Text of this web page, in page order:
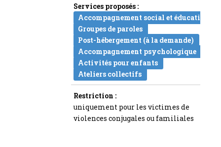
Services proposés :
Accompagnement social et éducatif
Groupes de paroles
Post-hébergement (à la demande)
Accompagnement psychologique
Activités pour enfants
Ateliers collectifs
Restriction :
uniquement pour les victimes de
violences conjugales ou familiales